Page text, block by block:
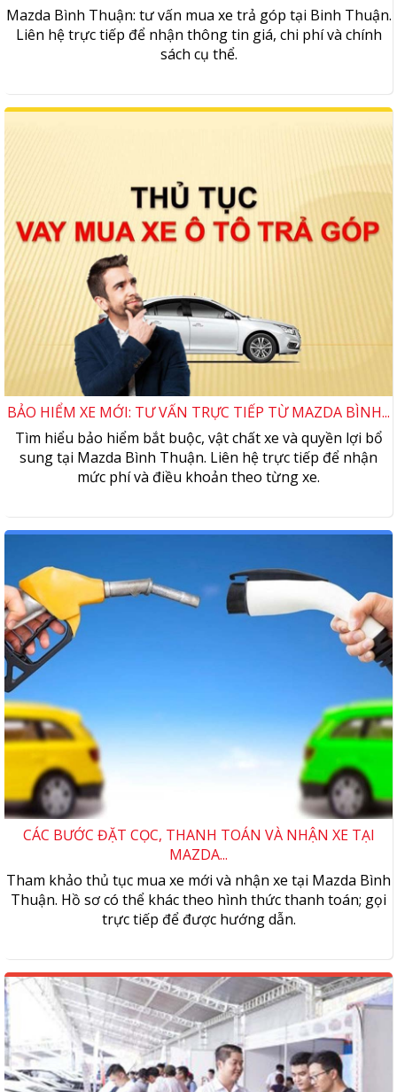
Mazda Bình Thuận: tư vấn mua xe trả góp tại Binh Thuận.
Liên hệ trực tiếp để nhận thông tin giá, chi phí và chính
sách cụ thể.
BẢO HIỂM XE MỚI: TƯ VẤN TRỰC TIẾP TỪ MAZDA BÌNH...
Tìm hiểu bảo hiểm bắt buộc, vật chất xe và quyền lợi bổ
sung tại Mazda Bình Thuận. Liên hệ trực tiếp để nhận
mức phí và điều khoản theo từng xe.
CÁC BƯỚC ĐẶT CỌC, THANH TOÁN VÀ NHẬN XE TẠI
MAZDA...
Tham khảo thủ tục mua xe mới và nhận xe tại Mazda Bình
Thuận. Hồ sơ có thể khác theo hình thức thanh toán; gọi
trực tiếp để được hướng dẫn.